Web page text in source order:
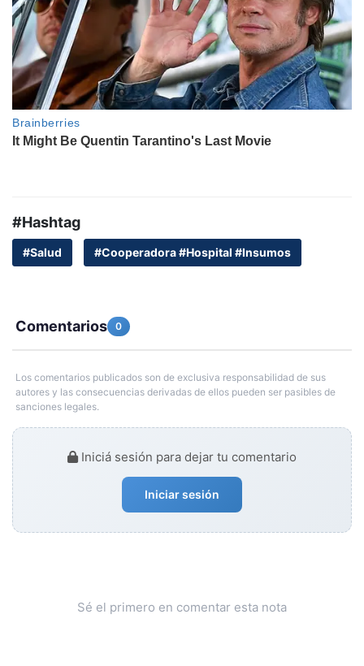
#Hashtag
#Salud #Cooperadora #Hospital #Insumos
Comentarios 0
Los comentarios publicados son de exclusiva responsabilidad de sus
autores y las consecuencias derivadas de ellos pueden ser pasibles de
sanciones legales.
Iniciá sesión para dejar tu comentario
Iniciar sesión
Sé el primero en comentar esta nota